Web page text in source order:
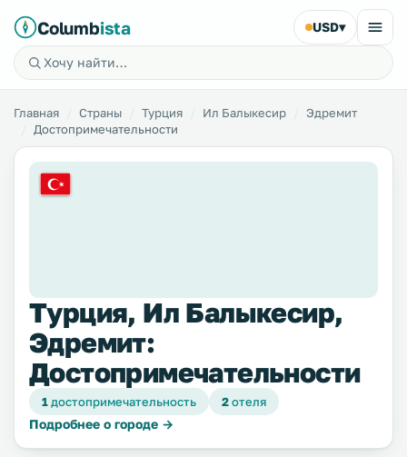
Columbista USD▾
Главная Страны Турция Ил Балыкесир
Эдремит
Достопримечательности
Турция, Ил Балыкесир,
Эдремит:
Достопримечательности
1достопримечательность 2отеля
Подробнее о городе →